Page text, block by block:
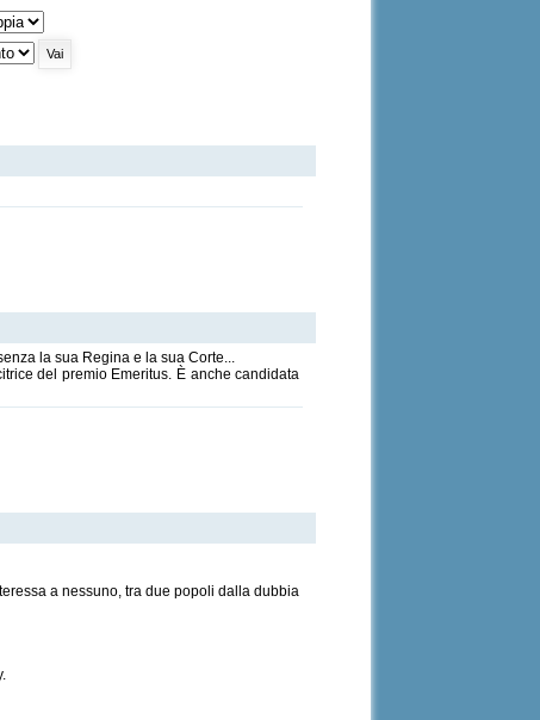
la sua Regina e la sua Corte...
del premio Emeritus. È anche candidata
a nessuno, tra due popoli dalla dubbia